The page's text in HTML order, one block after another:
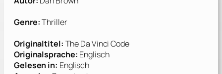
Genre:Thriller
Originaltitel: The Da Vinci Code
Originalsprache: Englisch
Gelesen in: Englisch